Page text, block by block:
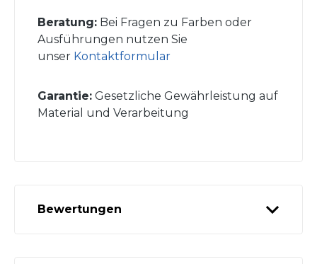
Beratung: Bei Fragen zu Farben oder
Ausführungen nutzen Sie
unser Kontaktformular
Garantie: Gesetzliche Gewährleistung auf
Material und Verarbeitung
Bewertungen